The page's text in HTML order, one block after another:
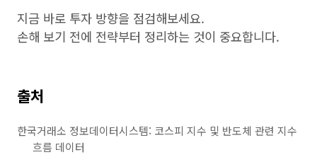
지금 바로 투자 방향을 점검해보세요.
손해 보기 전에 전략부터 정리하는 것이 중요합니다.
출처
한국거래소 정보데이터시스템: 코스피 지수 및 반도체 관련 지수
흐름 데이터